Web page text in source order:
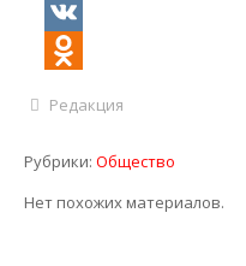
Mail.Ru
VK
Редакция
Рубрики: Общество
Нет похожих материалов.